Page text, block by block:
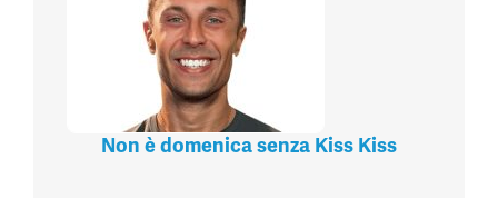
Non è domenica senza Kiss Kiss